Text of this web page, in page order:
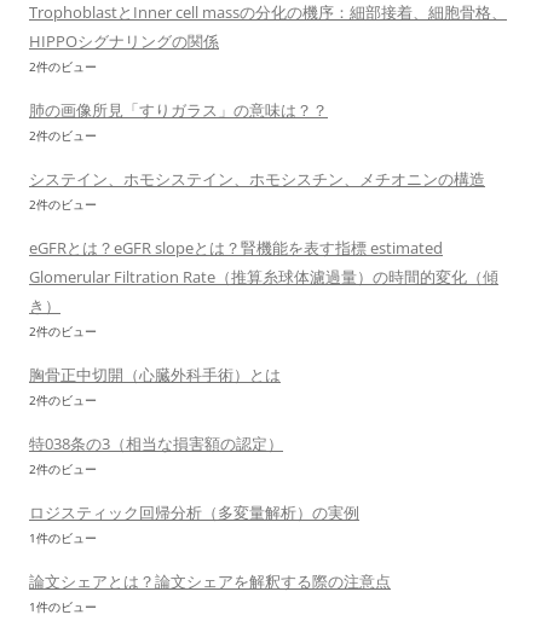
TrophoblastとInner cell massの分化の機序：細部接着、細胞骨格、
HIPPOシグナリングの関係
2件のビュー
肺の画像所見「すりガラス」の意味は？？
2件のビュー
システイン、ホモシステイン、ホモシスチン、メチオニンの構造
2件のビュー
eGFRとは？eGFR slopeとは？腎機能を表す指標 estimated
Glomerular Filtration Rate（推算糸球体濾過量）の時間的変化（傾
き）
2件のビュー
胸骨正中切開（心臓外科手術）とは
2件のビュー
特038条の3（相当な損害額の認定）
2件のビュー
ロジスティック回帰分析（多変量解析）の実例
1件のビュー
論文シェアとは？論文シェアを解釈する際の注意点
1件のビュー